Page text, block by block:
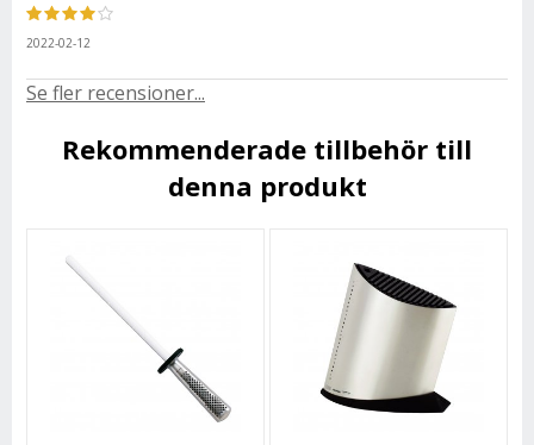
2022-02-12
Se fler recensioner...
Rekommenderade tillbehör till
denna produkt